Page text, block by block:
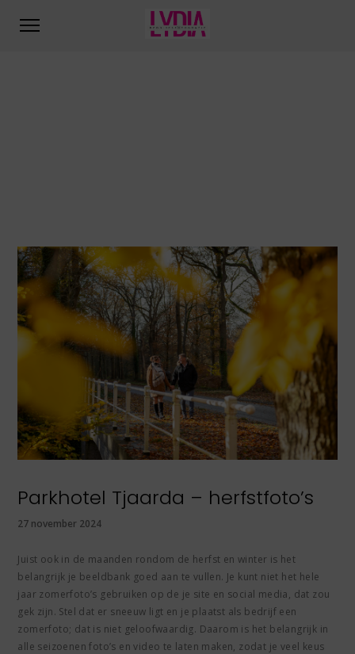
Parkhotel Tjaarda – herfstfoto’s
27 november 2024
Juist ook in de maanden rondom de herfst en winter is het
belangrijk je beeldbank goed aan te vullen. Je kunt niet het hele
jaar zomerfoto’s gebruiken op de je site en social media, dat zou
gek zijn. Stel dat er sneeuw ligt en je plaatst als bedrijf een
zomerfoto; dat is niet geloofwaardig. Daarom is het belangrijk in
alle seizoenen foto’s en video te laten maken, zodat je veel keus